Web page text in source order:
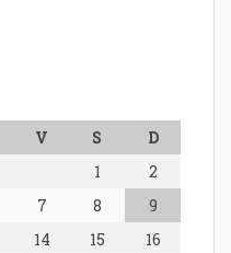
V S
D
1
2
7 8
9
14 15
16